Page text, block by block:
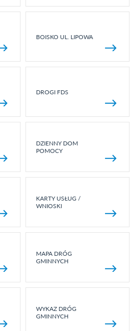
BOISKO UL. LIPOWA
DROGI FDS
DZIENNY DOM
POMOCY
KARTY USŁUG /
WNIOSKI
MAPA DRÓG
GMINNYCH
WYKAZ DRÓG
GMINNYCH